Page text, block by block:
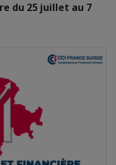
du 25 juillet au 7